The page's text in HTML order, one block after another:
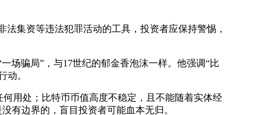
集资等违法犯罪活动的工具，投资者应保持警惕，
一场骗局”，与17世纪的郁金香泡沫一样。他强调“比
动。
用处；比特币币值高度不稳定，且不能随着实体经
有边界的，盲目投资者可能血本无归。